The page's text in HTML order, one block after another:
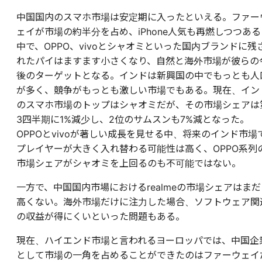
中国国内のスマホ市場は安定期に入ったといえる。ファー
ェイが市場の約半分を占め、iPhone人気も再燃しつつある
中で、OPPO、vivoとシャオミといった国内ブランドに残
れたパイはますます小さくなり、自然と海外市場が彼らの
後のターゲットとなる。インドは新興国の中でもっとも人
が多く、競争がもっとも激しい市場でもある。現在、イン
のスマホ市場のトップはシャオミだが、その市場シェアは
3四半期に1%減少し、2位のサムスンも7%減となった。
OPPOとvivoが著しい成長を見せる中、将来のインド市場
プレイヤーが大きく入れ替わる可能性は高く、OPPO系列
市場シェアがシャオミを上回るのも不可能ではない。
一方で、中国国内市場におけるrealmeの市場シェアはまだ
高くない。海外市場だけに注力した場合、ソフトウェア関
の収益が得にくいといった問題もある。
現在、ハイエンド市場と言われるヨーロッパでは、中国企
として市場の一角を占めることができたのはファーウェイ